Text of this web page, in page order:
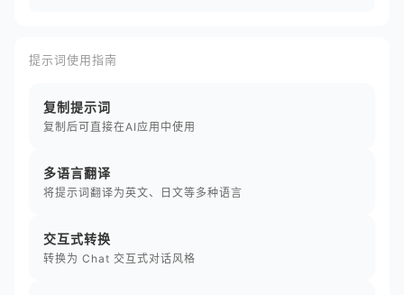
提示词使用指南
复制提示词
复制后可直接在AI应用中使用
多语言翻译
将提示词翻译为英文、日文等多种语言
交互式转换
转换为 Chat 交互式对话风格